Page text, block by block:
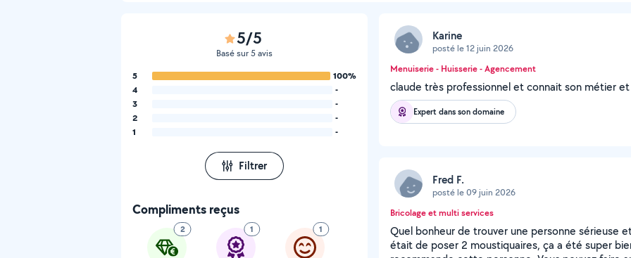
5/5
Basé sur 5 avis
5
100%
4
-
3
-
2
-
1
-
Filtrer
Compliments reçus
2 1 1
Karine
posté le 12 juin 2026
Menuiserie - Huisserie - Agencement
claude très professionnel et connait son métier
Expert dans son domaine
Fred F.
posté le 09 juin 2026
Bricolage et multi services
Quel bonheur de trouver une personne sérieuse
était de poser 2 moustiquaires, ça a été super